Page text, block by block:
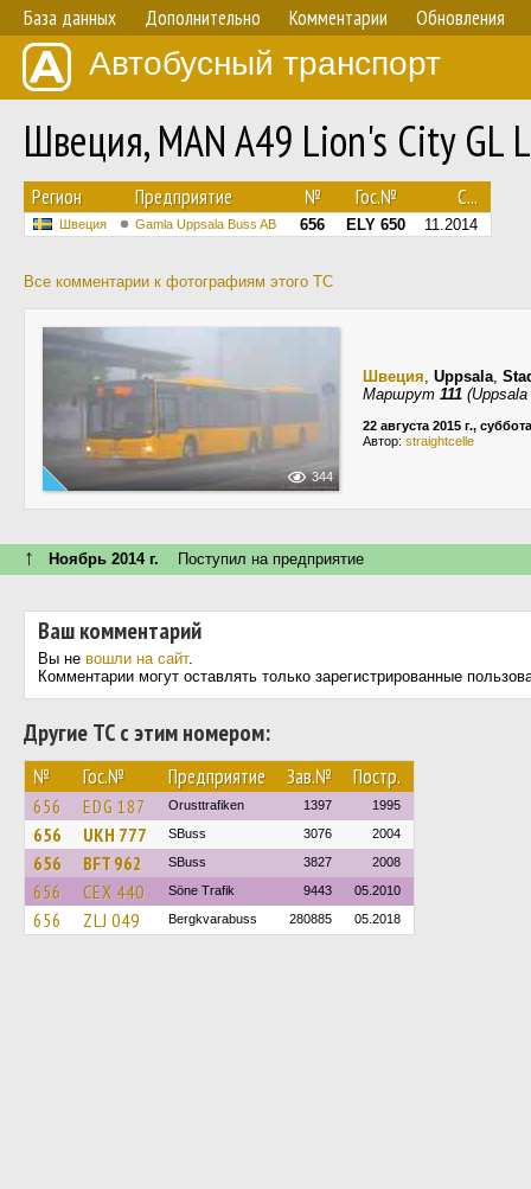
База данных Дополнительно Комментарии Обновления
Автобусный транспорт
Швеция, MAN A49 Lion's City
Регион Предприятие № Гос.№ С...
Швеция Gamla Uppsala Buss AB 656 ELY 650 11.2014
Все комментарии к фотографиям этого ТС
344
Швеция, Uppsala,
Маршрут 111
22 августа 2015 г., суббота
Автор: straightcelle
↑ Ноябрь 2014 г. Поступил на предприятие
Ваш комментарий
Вы не вошли на сайт.
Комментарии могут оставлять только зарегистрированные
Другие ТС с этим номером:
№ Гос.№ Предприятие Зав.№ Постр.
656 EDG 187 Orusttrafiken 1397 1995
656 UKH 777 SBuss 3076 2004
656 BFT 962 SBuss 3827 2008
656 CEX 440 Söne Trafik 9443 05.2010
656 ZLJ 049 Bergkvarabuss 280885 05.2018